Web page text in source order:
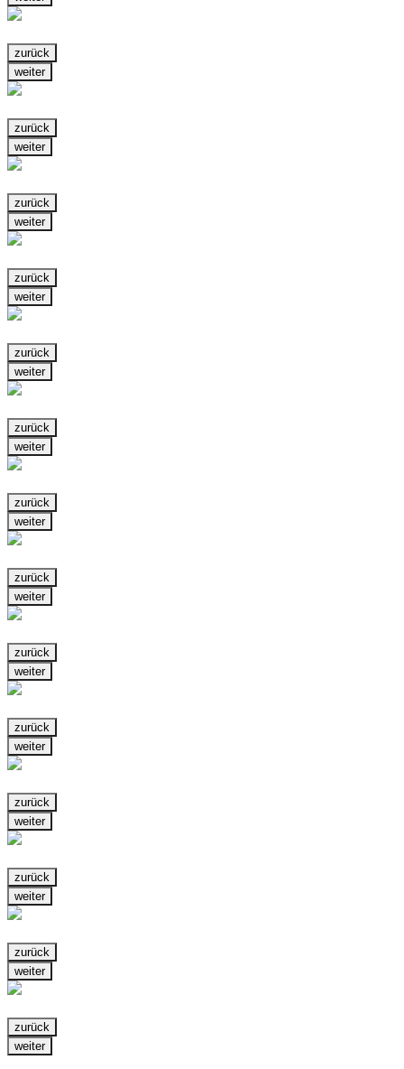
zurück
weiter
zurück
weiter
zurück
weiter
zurück
weiter
zurück
weiter
zurück
weiter
zurück
weiter
zurück
weiter
zurück
weiter
zurück
weiter
zurück
weiter
zurück
weiter
zurück
weiter
zurück
weiter